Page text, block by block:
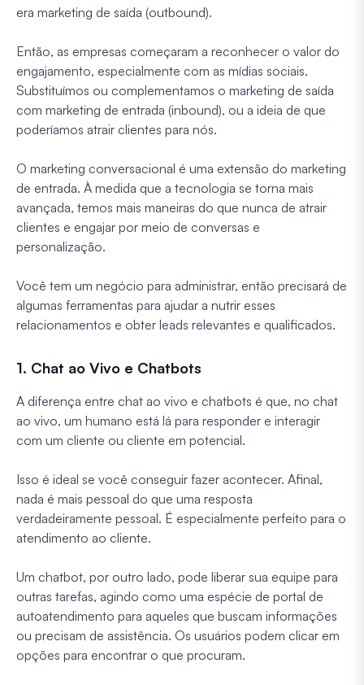
era marketing de saída (outbound).
Então, as empresas começaram a reconhecer o valor do
engajamento, especialmente com as mídias sociais.
Substituímos ou complementamos o marketing de saída
com marketing de entrada (inbound), ou a ideia de que
poderíamos atrair clientes para nós.
O marketing conversacional é uma extensão do marketing
de entrada. À medida que a tecnologia se torna mais
avançada, temos mais maneiras do que nunca de atrair
clientes e engajar por meio de conversas e
personalização.
Você tem um negócio para administrar, então precisará de
algumas ferramentas para ajudar a nutrir esses
relacionamentos e obter leads relevantes e qualificados.
1. Chat ao Vivo e Chatbots
A diferença entre chat ao vivo e chatbots é que, no chat
ao vivo, um humano está lá para responder e interagir
com um cliente ou cliente em potencial.
Isso é ideal se você conseguir fazer acontecer. Afinal,
nada é mais pessoal do que uma resposta
verdadeiramente pessoal. É especialmente perfeito para o
atendimento ao cliente.
Um chatbot, por outro lado, pode liberar sua equipe para
outras tarefas, agindo como uma espécie de portal de
autoatendimento para aqueles que buscam informações
ou precisam de assistência. Os usuários podem clicar em
opções para encontrar o que procuram.